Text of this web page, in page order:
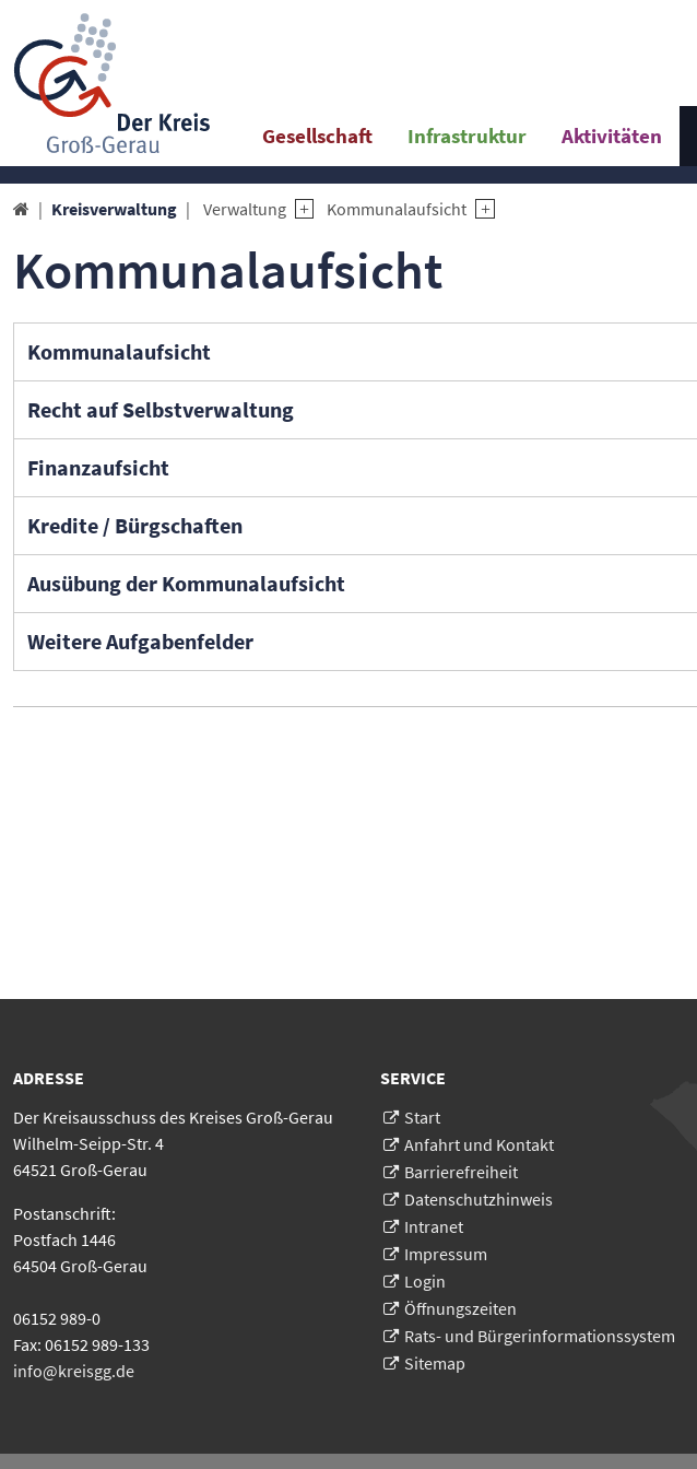
Gesellschaft Infrastruktur Aktivitäten
 Kreisverwaltung Verwaltung Kommunalaufsicht
Kommunalaufsicht
Kommunalaufsicht
Recht auf Selbstverwaltung
Finanzaufsicht
Kredite / Bürgschaften
Ausübung der Kommunalaufsicht
Weitere Aufgabenfelder
ADRESSE
Der Kreisausschuss des Kreises Groß-Gerau
Wilhelm-Seipp-Str. 4
64521 Groß-Gerau
Postanschrift:
Postfach 1446
64504 Groß-Gerau
06152 989-0
Fax: 06152 989-133
info@kreisgg.de
SERVICE
Start
Anfahrt und Kontakt
Barrierefreiheit
Datenschutzhinweis
Intranet
Impressum
Login
Öffnungszeiten
Rats- und Bürgerinformationssystem
Sitemap